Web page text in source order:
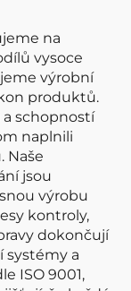
na
vysoce
výrobní
produktů.
schopností
naplnili
Naše
jsou
výrobu
kontroly,
dokončují
systémy a
ISO 9001,